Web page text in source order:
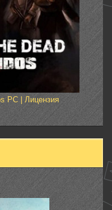
PC | Лицензия